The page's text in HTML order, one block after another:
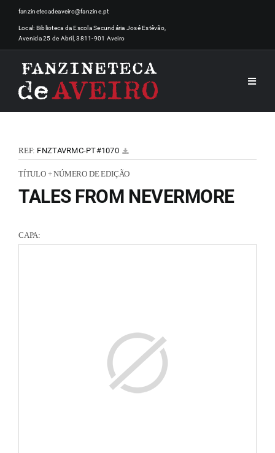
Skip
content
fanzinetecadeaveiro@fanzine.pt
Local: Biblioteca da Escola Secundária José Estêvão,
Avenida 25 de Abril, 3811-901 Aveiro
Toggle
REF: FNZTAVRMC-PT#1070
TÍTULO + NÚMERO DE EDIÇÃO
TALES FROM NEVERMORE
CAPA: